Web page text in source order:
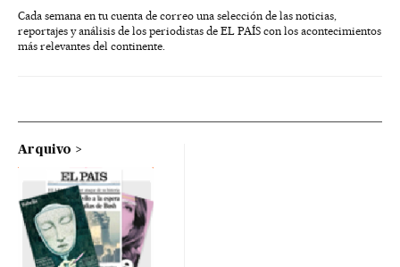
Cada semana en tu cuenta de correo una selección de las noticias,
reportajes y análisis de los periodistas de EL PAÍS con los acontecimientos
más relevantes del continente.
Arquivo